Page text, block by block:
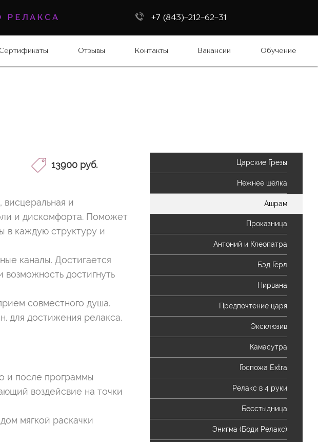
РЕЛАКСА +7 (843)-212-62-31
Отзывы Контакты Вакансии Обучение
13900 руб.
висцеральная и
и дискомфорта. Поможет
в каждую структуру и
каналы. Достигается
достигнуть
совместного душа.
для достижения релакса.
и после программы
воздейсвие на точки
мягкой раскачки
Царские Грезы
Нежнее шёлка
Ашрам
Проказница
Антоний и Клеопатра
Бэд Гёрл
Нирвана
Предпочтение царя
Эксклюзив
Камасутра
Госпожа Extra
Релакс в 4 руки
Бесстыдница
Энигма (Боди Релакс)